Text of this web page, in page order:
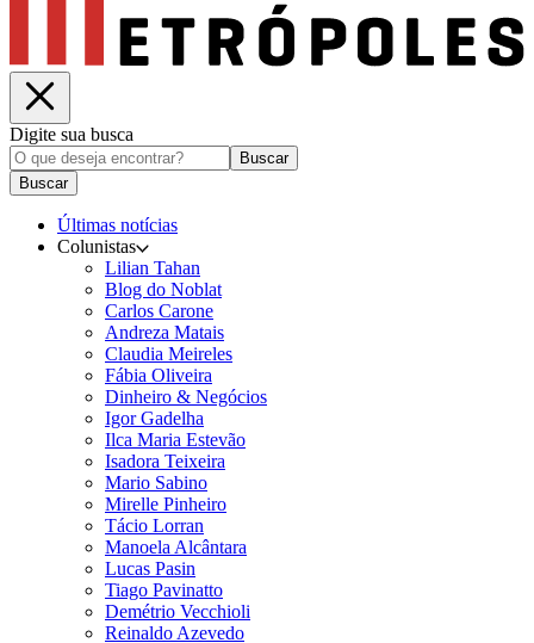
Digite sua busca
Buscar
Buscar
Últimas notícias
Colunistas
Lilian Tahan
Blog do Noblat
Carlos Carone
Andreza Matais
Claudia Meireles
Fábia Oliveira
Dinheiro & Negócios
Igor Gadelha
Ilca Maria Estevão
Isadora Teixeira
Mario Sabino
Mirelle Pinheiro
Tácio Lorran
Manoela Alcântara
Lucas Pasin
Tiago Pavinatto
Demétrio Vecchioli
Reinaldo Azevedo